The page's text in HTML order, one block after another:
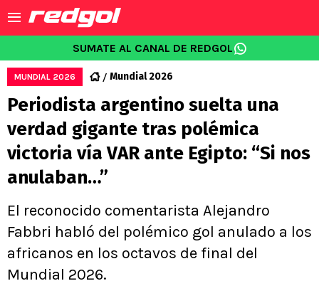
SUMATE AL CANAL DE REDGOL
MUNDIAL 2026 Mundial 2026
Periodista argentino suelta una
verdad gigante tras polémica
victoria vía VAR ante Egipto: “Si nos
anulaban…”
El reconocido comentarista Alejandro
Fabbri habló del polémico gol anulado a los
africanos en los octavos de final del
Mundial 2026.